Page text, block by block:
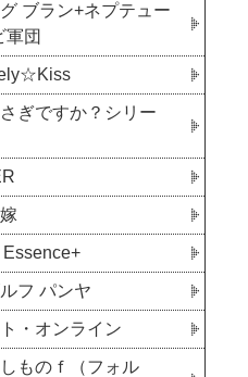
ブラン+ネプテュー
軍団
ぎですか？シリー
フ パンヤ
・オンライン
ものｆ（フォル